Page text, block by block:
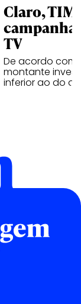
Claro,
TV
De acordo com
montante
inferior ao do